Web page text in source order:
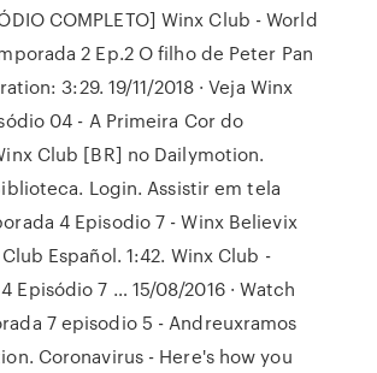
COMPLETO] Winx Club - World
2 Ep.2 O filho de Peter Pan
3:29. 19/11/2018 · Veja Winx
04 - A Primeira Cor do
Club [BR] no Dailymotion.
Login. Assistir em tela
4 Episodio 7 - Winx Believix
Español. 1:42. Winx Club -
Episódio 7 … 15/08/2016 · Watch
7 episodio 5 - Andreuxramos
Coronavirus - Here's how you